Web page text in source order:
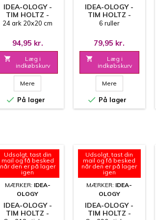
IDEA-OLOGY -
TIM HOLTZ -
KRAFT STOCK
BLACKOUT
24 ark 20x20 cm
94,95 kr.

Læg i
indkøbskurv
Mere
 På lager
IDEA-OLOGY -
TIM HOLTZ -
DESIGN TAPE -
6 ruller
79,95 kr.

Læg i
indkøbskurv
Mere
 På lager
Udsolgt, tast din
mail og få besked
når den er på lager
igen
MÆRKER: IDEA-
OLOGY
IDEA-OLOGY -
TIM HOLTZ -
Udsolgt, tast din
mail og få besked
når den er på lager
igen
MÆRKER: IDEA-
OLOGY
IDEA-OLOGY -
TIM HOLTZ -